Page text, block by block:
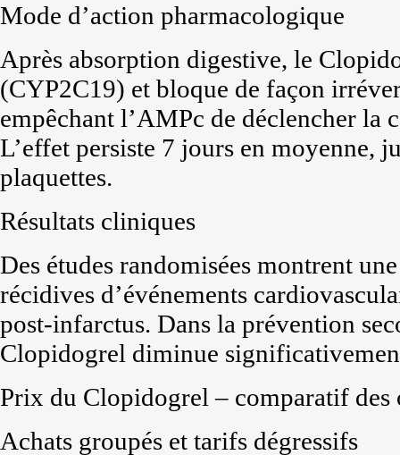
Mode d’action pharmacologique
Après absorption digestive, le
(CYP2C19) et bloque de façon
empêchant l’AMPc de déclencher la
L’effet persiste 7 jours en moyenne,
plaquettes.
Résultats cliniques
Des études randomisées montrent
récidives d’événements
post-infarctus. Dans la prévention
Clopidogrel diminue
Prix du Clopidogrel – comparatif des
Achats groupés et tarifs dégressifs